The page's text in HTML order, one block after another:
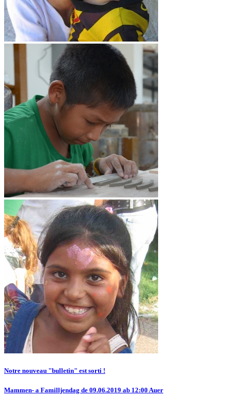
Notre nouveau "bulletin" est sorti !
Mammen- a Familljendag de 09.06.2019 ab 12:00 Auer